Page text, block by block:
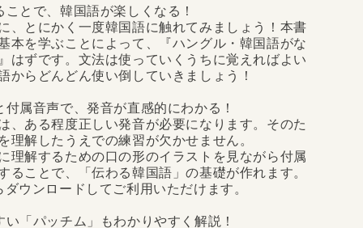
とで、韓国語が楽しくなる！
、とにかく一度韓国語に触れてみましょう！本書
本を学ぶことによって、『ハングル・韓国語がな
はずです。文法は使っていくうちに覚えればよい
からどんどん使い倒していきましょう！
属音声で、発音が直感的にわかる！
、ある程度正しい発音が必要になります。そのた
理解したうえでの練習が欠かせません。
理解するための口の形のイラストを見ながら付属
ることで、「伝わる韓国語」の基礎が作れます。
ウンロードしてご利用いただけます。
「パッチム」もわかりやすく解説！